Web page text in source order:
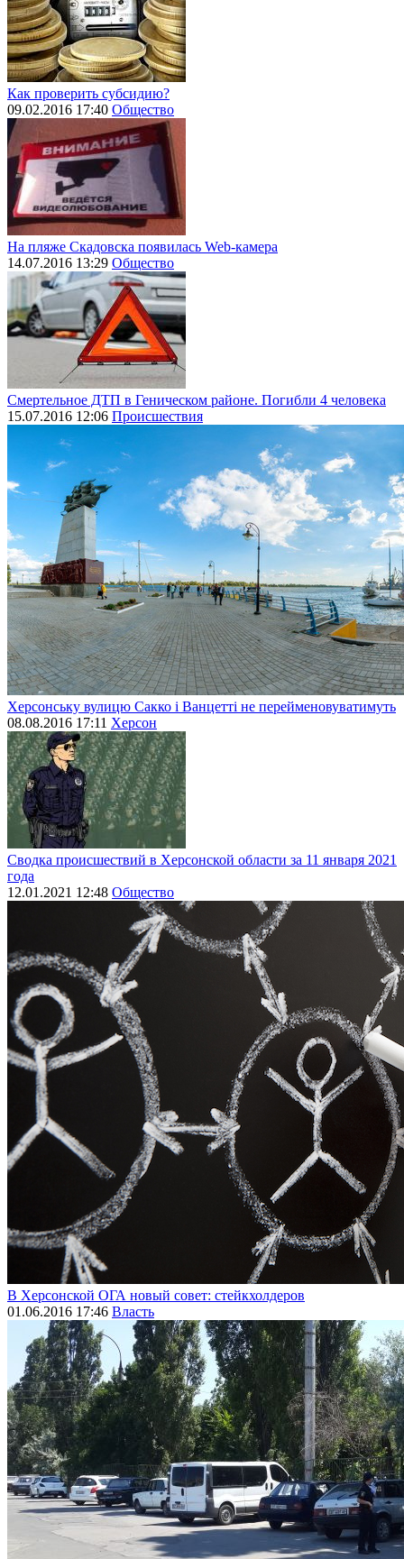
Как проверить субсидию?
09.02.2016 17:40 Общество
На пляже Скадовска появилась Web-камера
14.07.2016 13:29 Общество
Смертельное ДТП в Геническом районе. Погибли 4 человека
15.07.2016 12:06 Происшествия
Херсонську вулицю Сакко і Ванцетті не перейменовуватимуть
08.08.2016 17:11 Херсон
Сводка происшествий в Херсонской области за 11 января 2021
года
12.01.2021 12:48 Общество
В Херсонской ОГА новый совет: стейкхолдеров
01.06.2016 17:46 Власть